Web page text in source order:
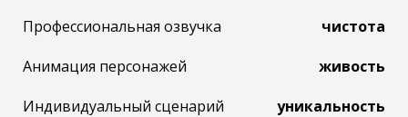
Профессиональная озвучка
чистота
Анимация персонажей
живость
Индивидуальный сценарий
уникальность